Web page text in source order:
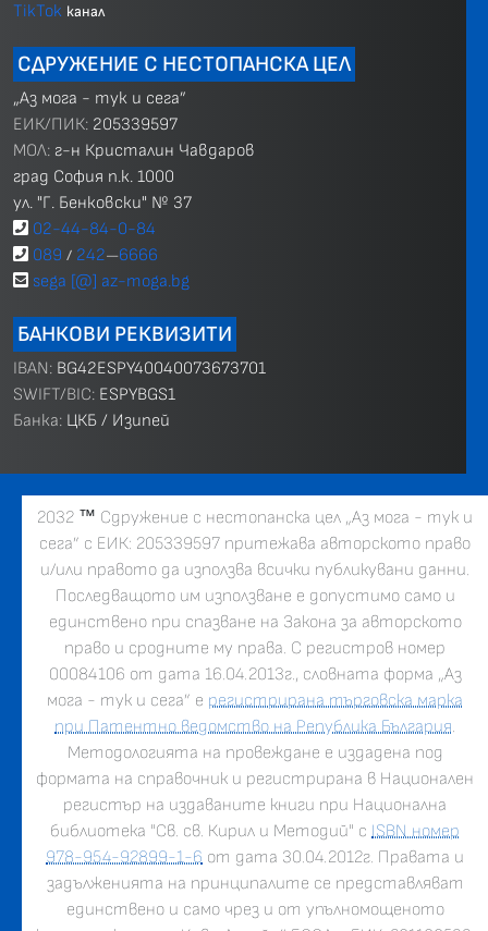
TikTok канал
СДРУЖЕНИЕ С НЕСТОПАНСКА ЦЕЛ
„Аз мога - тук и сега”
ЕИК/ПИК: 205339597
МОЛ: г-н Кристалин Чавдаров
град София п.к. 1000
ул. "Г. Бенковски" № 37
02-44-84-0-84
089 / 242—6666
sega [@] az-moga.bg
БАНКОВИ РЕКВИЗИТИ
IBAN: BG42ESPY40040073673701
SWIFT/BIC: ESPYBGS1
Банка: ЦКБ / Изипей
2032 ™ Сдружение с нестопанска цел „Аз мога - тук и
сега” с ЕИК: 205339597 притежава авторското право
и/или правото да използва всички публикувани данни.
Последващото им използване е допустимо само и
единствено при спазване на Закона за авторското
право и сродните му права. С регистров номер
00084106 от дата 16.04.2013г., словната форма „Аз
мога - тук и сега” е регистрирана търговска марка
при Патентно ведомство на Република България.
Методологията на провеждане е издадена под
формата на справочник и регистрирана в Национален
регистър на издаваните книги при Национална
библиотека "Св. св. Кирил и Методий" с ISBN номер
978-954-92899-1-6 от дата 30.04.2012г. Правата и
задълженията на принципалите се представляват
единствено и само чрез и от упълномощеното